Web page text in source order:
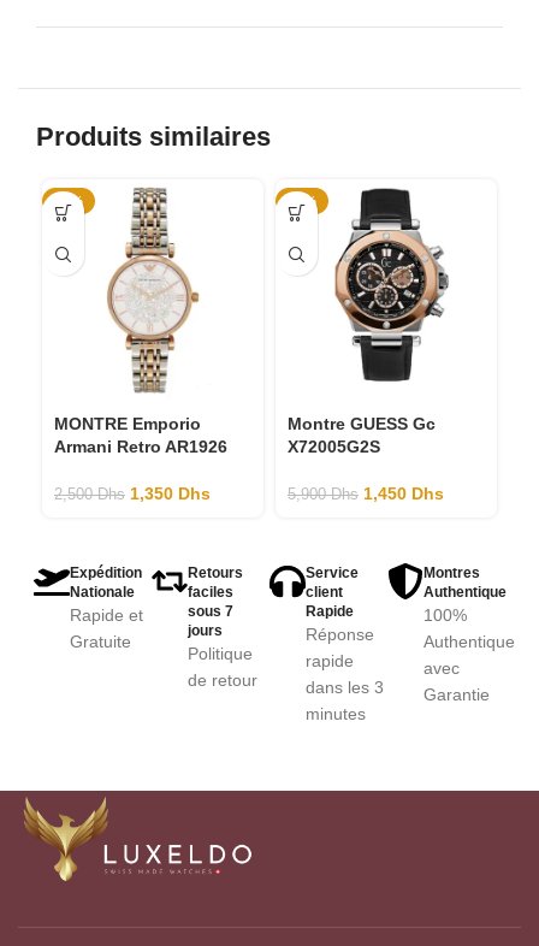
Produits similaires
-46%
MONTRE Emporio
Armani Retro AR1926
2,500Dhs 1,350 Dhs
-75%
Montre GUESS Gc
X72005G2S
5,900Dhs 1,450 Dhs
Expédition
Nationale
Rapide et
Gratuite
Retours
faciles
sous 7
jours
Politique
de retour
Service
client
Rapide
Réponse
rapide
dans les 3
minutes
Montres
Authentique
100%
Authentique
avec
Garantie